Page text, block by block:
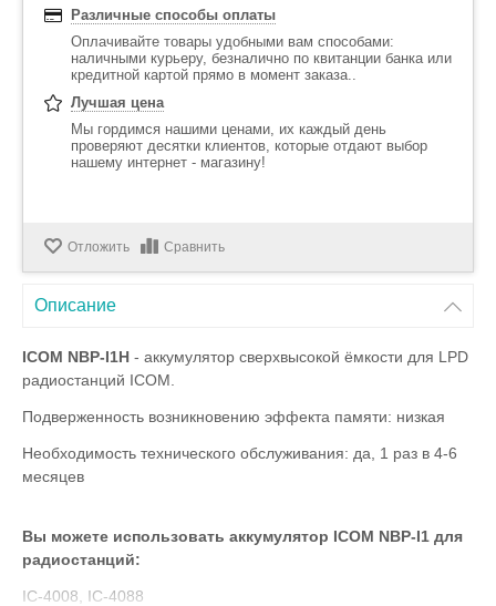
Различные способы оплаты
Оплачивайте товары удобными вам способами:
наличными курьеру, безналично по квитанции банка или
кредитной картой прямо в момент заказа..
Лучшая цена
Мы гордимся нашими ценами, их каждый день
проверяют десятки клиентов, которые отдают выбор
нашему интернет - магазину!
Отложить Сравнить
Описание
ICOM NBP-I1H - аккумулятор сверхвысокой ёмкости для LPD
радиостанций ICOM.
Подверженность возникновению эффекта памяти: низкая
Необходимость технического обслуживания: да, 1 раз в 4-6
месяцев
Вы можете использовать аккумулятор ICOM NBP-I1 для
радиостанций:
IC-4008, IC-4088